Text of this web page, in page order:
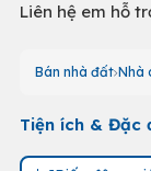
Liên hệ em hỗ
Bán nhà đất Nhà
Tiện ích & Đặc